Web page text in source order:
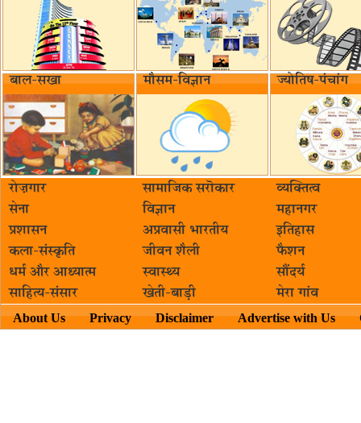
बाल-सखा मौसम-विज्ञान ज्योतिष-पंचांग
रोज़गार सामाजिक सरॊकार‌
व्यक्तित्व
सेना
विज्ञान
महानगर
प्रशासन
अप्रवासी भारतीय
इतिहास
कला-संस्कृति
जीवन शैली
फैशन
धर्म और आध्यात्म
स्वास्थ्य
सौंदर्य
साहित्य-संसार
खेती-बाड़ी मेरा गांव
About Us Privacy Disclaimer Advertise with Us